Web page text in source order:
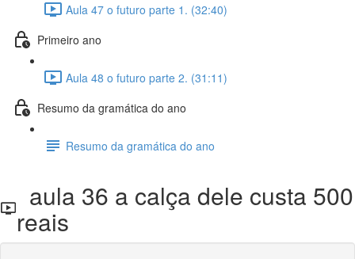
Aula 47 o futuro parte 1. (32:40)
Primeiro ano
Aula 48 o futuro parte 2. (31:11)
Resumo da gramática do ano
Resumo da gramática do ano
aula 36 a calça dele custa 500
reais